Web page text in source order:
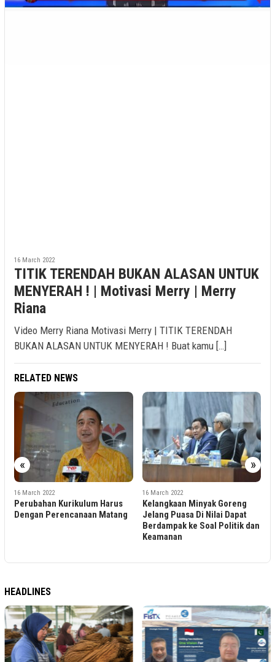
16 March 2022
TITIK TERENDAH BUKAN ALASAN UNTUK
MENYERAH ! | Motivasi Merry | Merry
Riana
Video Merry Riana Motivasi Merry | TITIK TERENDAH
BUKAN ALASAN UNTUK MENYERAH ! Buat kamu […]
RELATED NEWS
« »
Harus
Matang
16 March 2022
Kelangkaan Minyak Goreng
Jelang Puasa Di Nilai Dapat
Berdampak ke Soal Politik dan
16 March 2022
East Ventures Resmi
Sebagai Perusahaan
Capital Indonesia
HEADLINES